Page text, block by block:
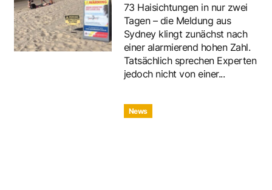
73 Haisichtungen in nur zwei
Tagen – die Meldung aus
Sydney klingt zunächst nach
einer alarmierend hohen Zahl.
Tatsächlich sprechen Experten
jedoch nicht von einer...
News